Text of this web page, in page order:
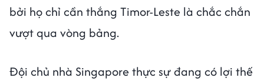
bởi họ chỉ cần thắng Timor-Leste là chắc chắn
vượt qua vòng bảng.
Đội chủ nhà Singapore thực sự đang có lợi thế